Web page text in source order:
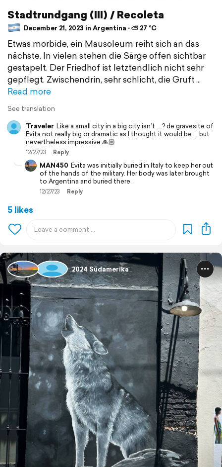
Stadtrundgang (III) / Recoleta
December 21, 2023 in Argentina ⋅ ⛅ 27 °C
Etwas morbide, ein Mausoleum reiht sich an das
nächste. In vielen stehen die Särge offen sichtbar
gestapelt. Der Friedhof ist letztendlich nicht sehr
gepflegt. Zwischendrin, sehr schlicht, die Gruft
Read more
See translation
Traveler Like a small city in a big city isn’t ….? de gravesite of
Evita not really big or dramatic as I thought it would be … but
nevertheless impressive 🙏🏼
12/27/23 Reply
MAN450 Evita was initially buried in Italy to keep her out
of the hands of the military. Her body was later brought
to Argentina and buried there.
12/27/23 Reply
5 likes
2024 Südamerika